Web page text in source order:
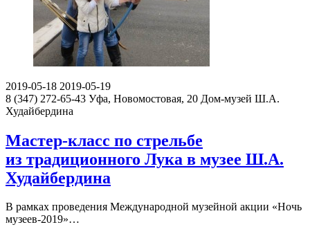
2019-05-18 2019-05-19
8 (347) 272-65-43 Уфа, Новомостовая, 20 Дом-музей Ш.А.
Худайбердина
Мастер-класс по стрельбе
из традиционного Лука в музее Ш.А.
Худайбердина
В рамках проведения Международной музейной акции «Ночь
музеев-2019»…